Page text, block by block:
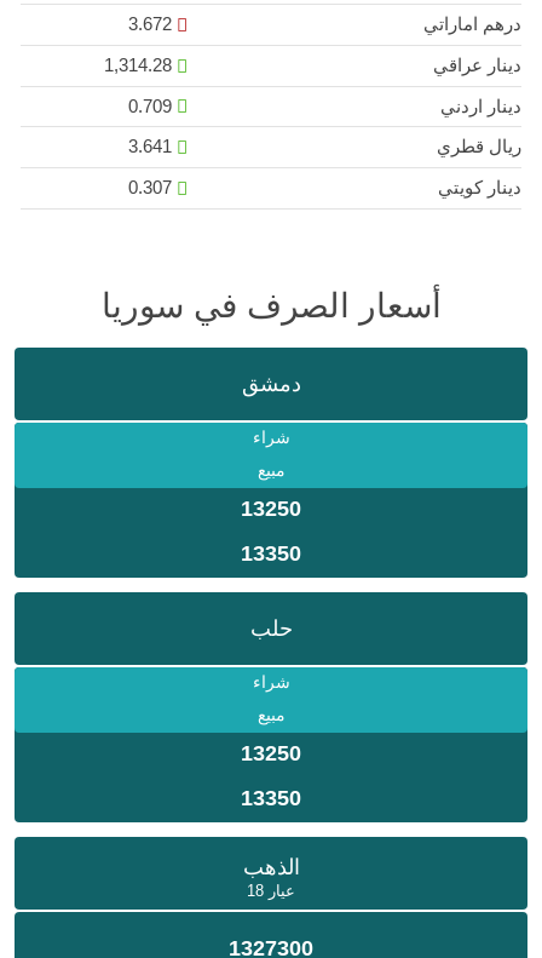
درهم اماراتي
3.672
دينار عراقي
1,314.28
دينار اردني
0.709
ريال قطري
3.641
دينار كويتي
0.307
أسعار الصرف في سوريا
دمشق
شراء
مبيع
13250
13350
حلب
شراء
مبيع
13250
13350
الذهب
عيار 18
1327300